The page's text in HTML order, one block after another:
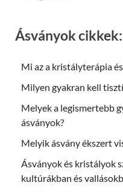
Ásványok cikkek:
Mi az a kristályterápia
Milyen gyakran kell
Melyek a legismertebb
ásványok?
Melyik ásvány ékszert
Ásványok és kristályok
kultúrákban és